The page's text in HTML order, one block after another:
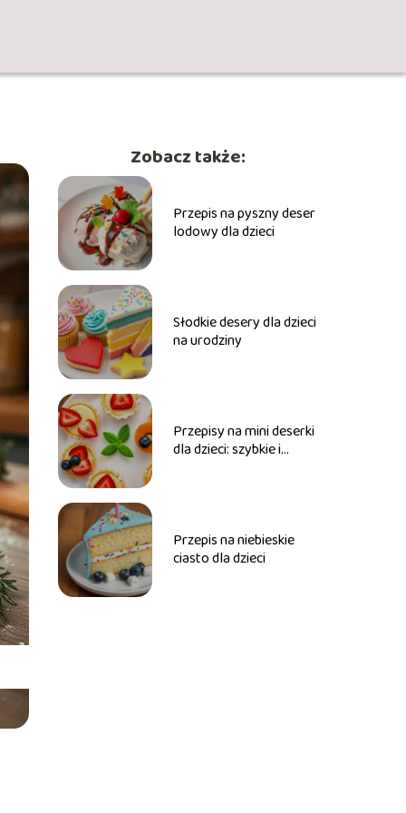
Zobacz także:
Przepis na pyszny deser
lodowy dla dzieci
Słodkie desery dla dzieci
na urodziny
Przepisy na mini deserki
dla dzieci: szybkie i
Przepis na niebieskie
ciasto dla dzieci